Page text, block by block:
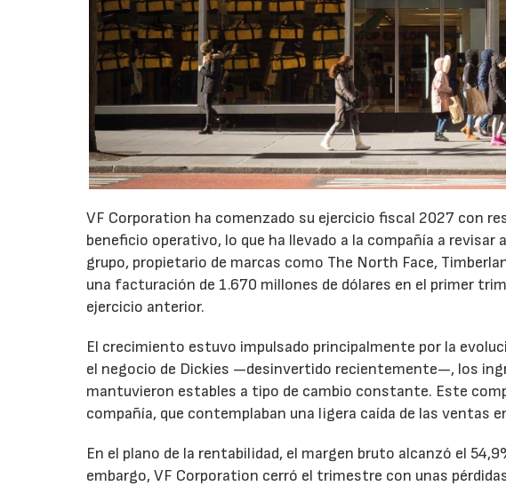
VF Corporation ha comenzado su ejercicio fiscal 2027 con
beneficio operativo, lo que ha llevado a la compañía a revisar
grupo, propietario de marcas como The North Face,
una facturación de 1.670 millones de dólares en el primer
ejercicio anterior.
El crecimiento estuvo impulsado principalmente por la
el negocio de Dickies —desinvertido recientemente—, los
mantuvieron estables a tipo de cambio constante. Este
compañía, que contemplaban una ligera caída de las ventas
En el plano de la rentabilidad, el margen bruto alcanzó el
embargo, VF Corporation cerró el trimestre con unas